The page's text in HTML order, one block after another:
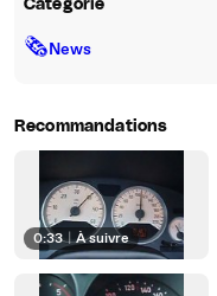
Catégorie
🗞News
Recommandations
0:33 | À suivre